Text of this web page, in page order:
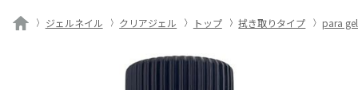
ジェルネイル クリアジェル トップ 拭き取りタイプ para gel